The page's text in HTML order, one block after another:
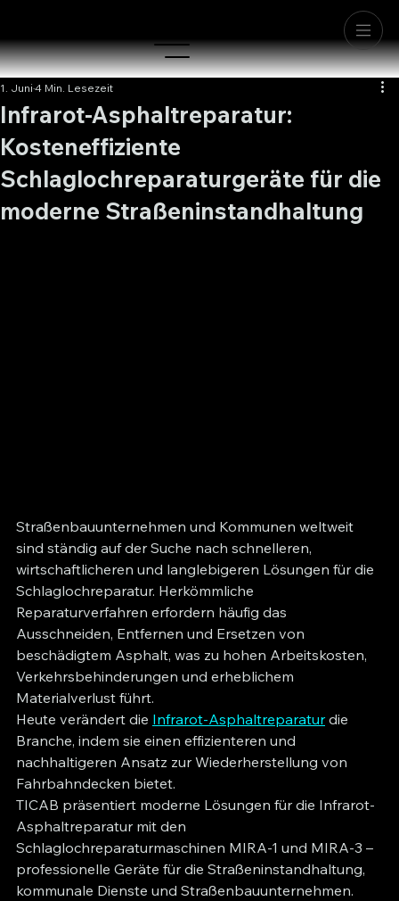
Infrarot-Asphaltreparatur:
Kosteneffiziente
Schlaglochreparaturgeräte für die
moderne Straßeninstandhaltung
1. Juni 4 Min. Lesezeit
Straßenbauunternehmen und Kommunen weltweit
sind ständig auf der Suche nach schnelleren,
wirtschaftlicheren und langlebigeren Lösungen für die
Schlaglochreparatur. Herkömmliche
Reparaturverfahren erfordern häufig das
Ausschneiden, Entfernen und Ersetzen von
beschädigtem Asphalt, was zu hohen Arbeitskosten,
Verkehrsbehinderungen und erheblichem
Materialverlust führt.
Heute verändert die Infrarot-Asphaltreparatur die
Branche, indem sie einen effizienteren und
nachhaltigeren Ansatz zur Wiederherstellung von
Fahrbahndecken bietet.
TICAB präsentiert moderne Lösungen für die Infrarot-
Asphaltreparatur mit den
Schlaglochreparaturmaschinen MIRA-1 und MIRA-3 –
professionelle Geräte für die Straßeninstandhaltung,
kommunale Dienste und Straßenbauunternehmen.